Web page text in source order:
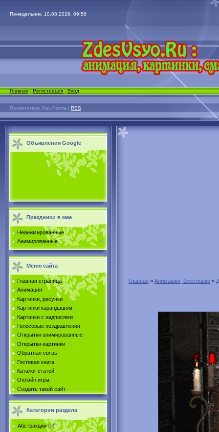
Понедельник, 10.08.2026, 09:58
Главная|Регистрация|Вход
Приветствую Вас Гость | RSS
Объявления Google
Праздники в мае
Неанимированные
Анимированные
Меню сайта
Главная страница
Анимация
Картинки, рисунки
Картинки карандашом
Картинки с надписями
Голосовые поздравления
Открытки анимированные
Открытки-картинки
Обратная связь
Гостевая книга
Каталог статей
Онлайн игры
Создать такой сайт
Категории раздела
Абстракции [34]
Главная » Анимашки, блестяшки »